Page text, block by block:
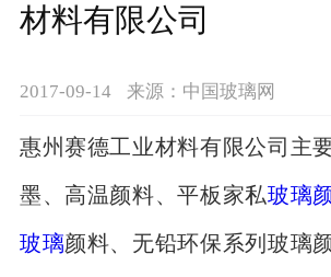
材料有限公司
2017-09-14 来源：中国玻璃网
惠州赛德工业材料有限公司主
墨、高温颜料、平板家私玻璃
玻璃颜料、无铅环保系列玻璃